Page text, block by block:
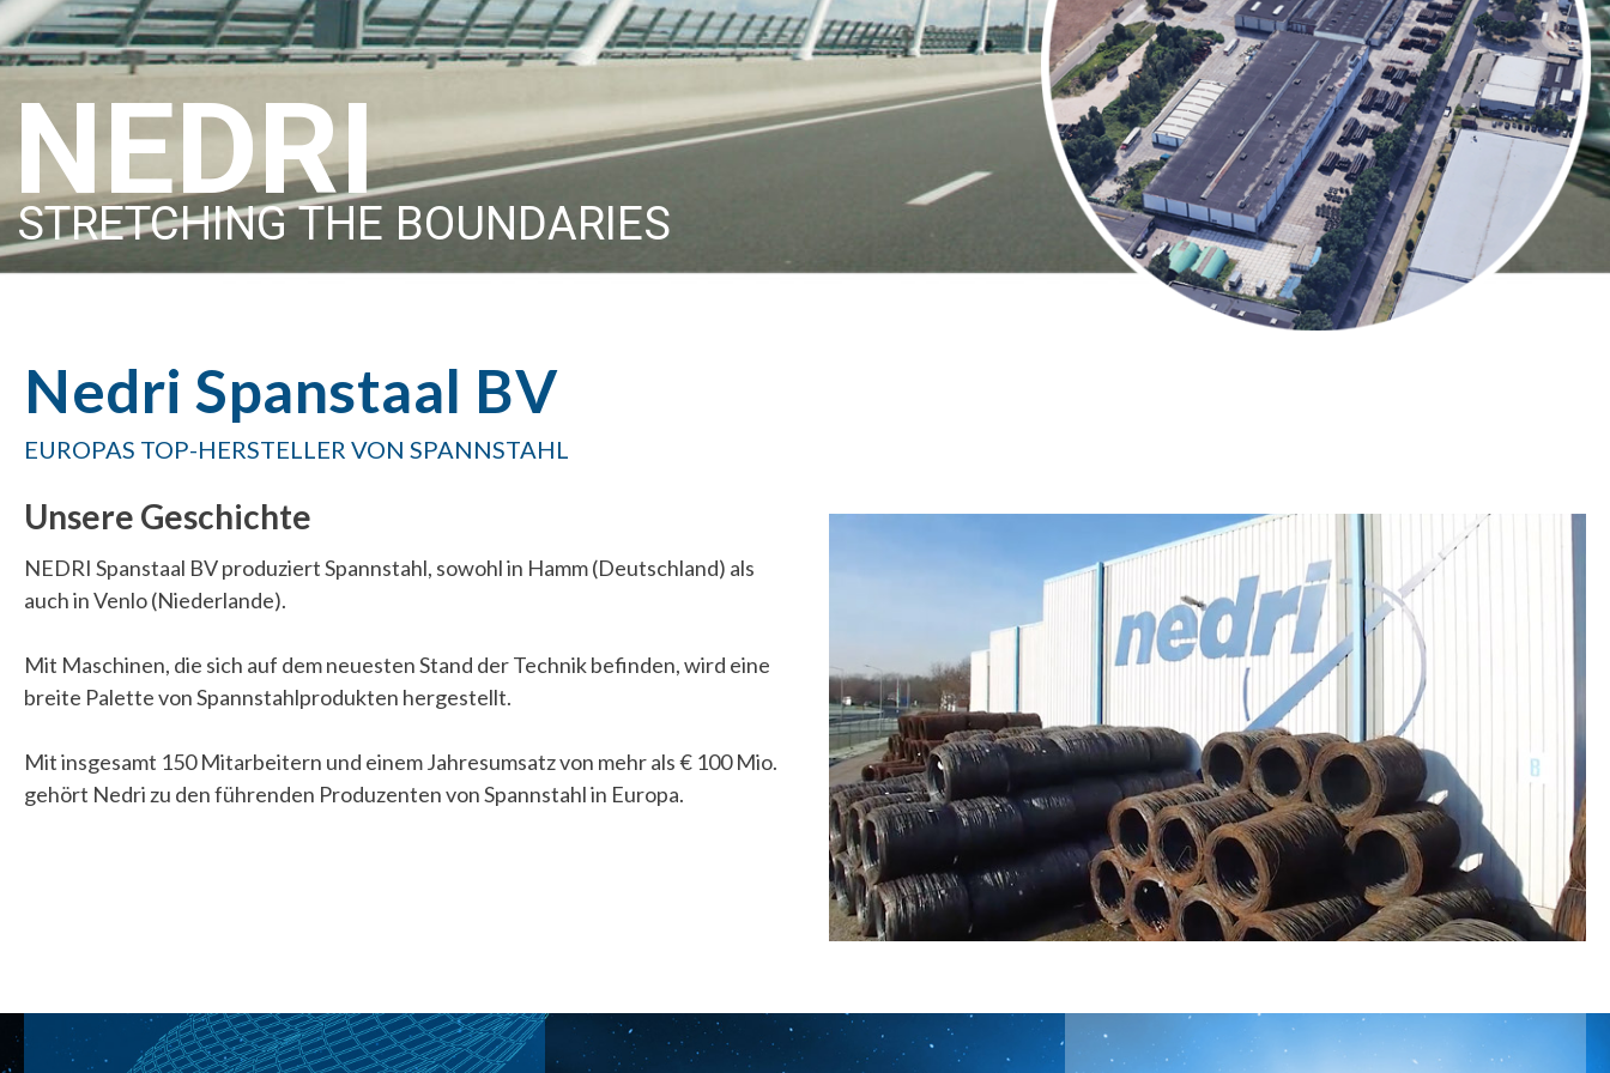
NEDRI
STRETCHING THE BOUNDARIES
Nedri Spanstaal BV
EUROPAS TOP-HERSTELLER VON SPANNSTAHL
Unsere Geschichte
NEDRI Spanstaal BV produziert Spannstahl, sowohl in Hamm (Deutschland) als
auch in Venlo (Niederlande).
Mit Maschinen, die sich auf dem neuesten Stand der Technik befinden, wird eine
breite Palette von Spannstahlprodukten hergestellt.
Mit insgesamt 150 Mitarbeitern und einem Jahresumsatz von mehr als € 100 Mio.
gehört Nedri zu den führenden Produzenten von Spannstahl in Europa.